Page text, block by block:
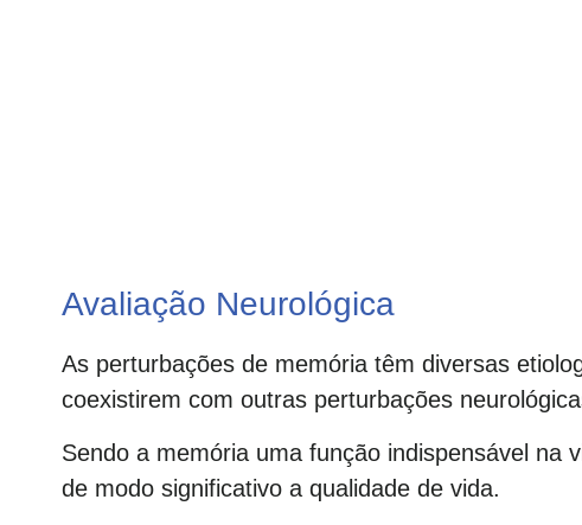
Avaliação Neurológica
As perturbações de memória têm diversas
coexistirem com outras perturbações
Sendo a memória uma função indispensável na
de modo significativo a qualidade de vida.